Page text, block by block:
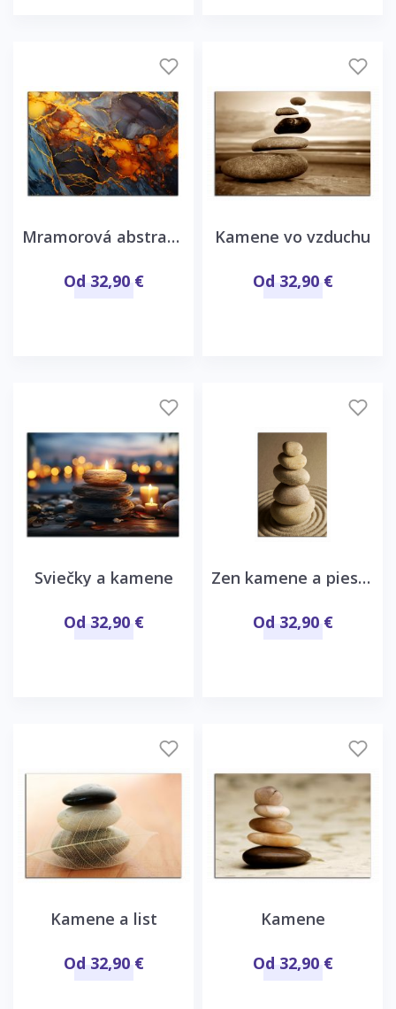
Mramorová abstrakcia
Od 32,90 €
Kamene vo vzduchu
Od 32,90 €
Sviečky a kamene
Od 32,90 €
Zen kamene a piesok
Od 32,90 €
Kamene a list
Od 32,90 €
Kamene
Od 32,90 €